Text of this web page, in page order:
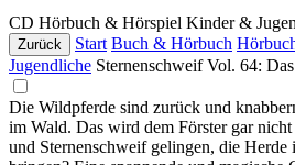
CD Hörbuch & Hörspiel Kinder &
Zurück Start Buch & Hörbuch
Jugendliche Sternenschweif Vol. 64:
Die Wildpferde sind zurück und
im Wald. Das wird dem Förster gar
und Sternenschweif gelingen, die Herde